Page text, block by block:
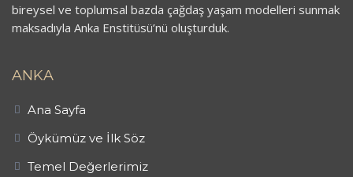
bireysel ve toplumsal bazda çağdaş yaşam modelleri sunmak
maksadıyla Anka Enstitüsü’nü oluşturduk.
ANKA
Ana Sayfa
Öykümüz ve İlk Söz
Temel Değerlerimiz